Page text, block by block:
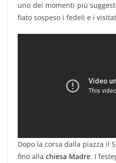
uno dei momenti più
fiato sospeso i fedeli e i
Dopo la corsa dalla piazza il
fino alla chiesa Madre. I